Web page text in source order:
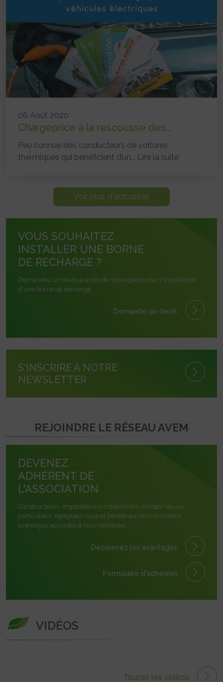
06 Août 2020
Chargeprice à la rescousse des...
Peu connue des conducteurs de voitures
thermiques qui bénéficient d’un... Lire la suite
Voir plus d'actualités
VOUS SOUHAITEZ
INSTALLER UNE BORNE
DE RECHARGE ?
Demandez un devis auprès de nos experts pour l'installation
d'une borne de recharge.
Demande de devis
S'INSCRIRE À NOTRE
NEWSLETTER
REJOINDRE LE RÉSEAU AVEM
DEVENEZ
ADHÉRENT DE
L'ASSOCIATION
Constructeurs, importateurs, collectivités, entreprises ou
particuliers, rejoignez-nous et bénéficiez des nombreux
avantages accordés à nos membres.
Découvrez les avantages
Formulaire d'adhésion
VIDÉOS
Toutes les vidéos